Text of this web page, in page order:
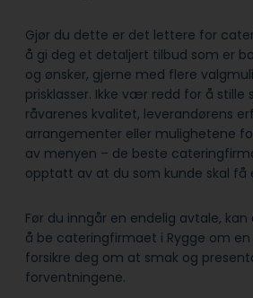
Gjør du dette er det lettere for
å gi deg et detaljert tilbud som er
og ønsker, gjerne med flere
prisklasser. Ikke vær redd for å stille
råvarenes kvalitet, leverandørens
arrangementer eller mulighetene
av menyen – de beste
opptatt av at du som kunde skal få
Før du inngår en endelig avtale,
å be cateringfirmaet i Rygge om
forsikre deg om at smak og
forventningene.